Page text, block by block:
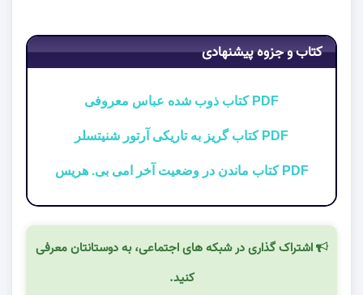
کتاب و جزوه پیشنهادی
PDF کتاب ذوب شده عباس معروفی
PDF کتاب گریز به تاریکی آرتور شنیتسلر
PDF کتاب ماندن در وضعیت آخر امی بی. هریس
اشتراک گذاری در شبکه های اجتماعی، به دوستانتان معرفی
کنید.